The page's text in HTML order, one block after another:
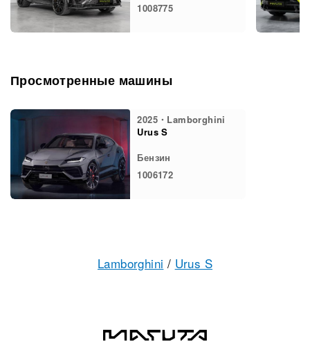
1008775
Просмотренные машины
2025・Lamborghini
Urus S
Бензин
1006172
Lamborghini / Urus S